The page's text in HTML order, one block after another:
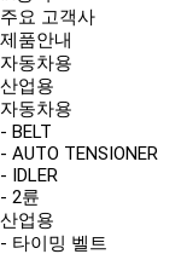
주요 고객사
제품안내
자동차용
산업용
자동차용
- BELT
- AUTO TENSIONER
- IDLER
- 2륜
산업용
- 타이밍 벨트